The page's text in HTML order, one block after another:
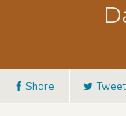
Share Tweet